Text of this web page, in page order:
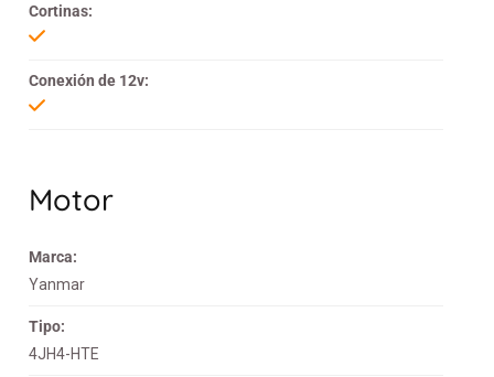
Cortinas:
Conexión de 12v:
Motor
Marca:
Yanmar
Tipo:
4JH4-HTE